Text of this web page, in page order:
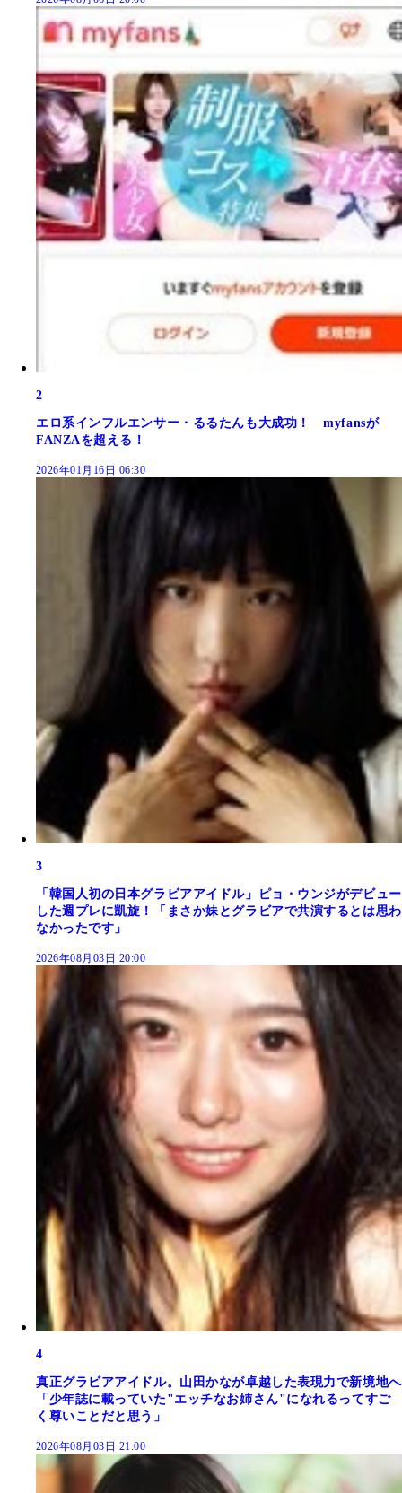
2
エロ系インフルエンサー・るるたんも大成功！ myfansが
FANZAを超える！
2026年01月16日 06:30
3
「韓国人初の日本グラビアアイドル」ピョ・ウンジがデビュー
した週プレに凱旋！「まさか妹とグラビアで共演するとは思わ
なかったです」
2026年08月03日 20:00
4
真正グラビアアイドル。山田かなが卓越した表現力で新境地へ
「少年誌に載っていた"エッチなお姉さん"になれるってすご
く尊いことだと思う」
2026年08月03日 21:00